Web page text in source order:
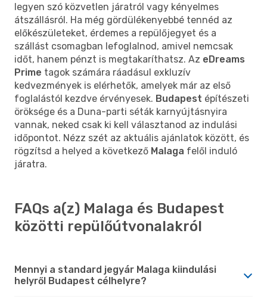
legyen szó közvetlen járatról vagy kényelmes
átszállásról. Ha még gördülékenyebbé tennéd az
előkészületeket, érdemes a repülőjegyet és a
szállást csomagban lefoglalnod, amivel nemcsak
időt, hanem pénzt is megtakaríthatsz. Az eDreams
Prime tagok számára ráadásul exkluzív
kedvezmények is elérhetők, amelyek már az első
foglalástól kezdve érvényesek. Budapest építészeti
öröksége és a Duna-parti séták karnyújtásnyira
vannak, neked csak ki kell választanod az indulási
időpontot. Nézz szét az aktuális ajánlatok között, és
rögzítsd a helyed a következő Malaga felől induló
járatra.
FAQs a(z) Malaga és Budapest
közötti repülőútvonalakról
Mennyi a standard jegyár Malaga kiindulási
helyről Budapest célhelyre?